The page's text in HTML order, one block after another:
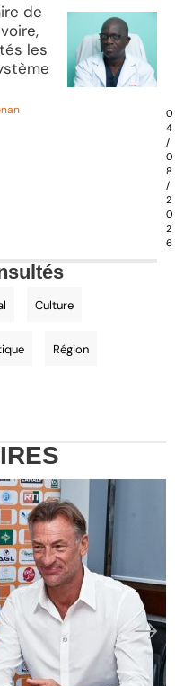
de
les
0
4
/
0
8
/
2
0
2
6
Culture
Région